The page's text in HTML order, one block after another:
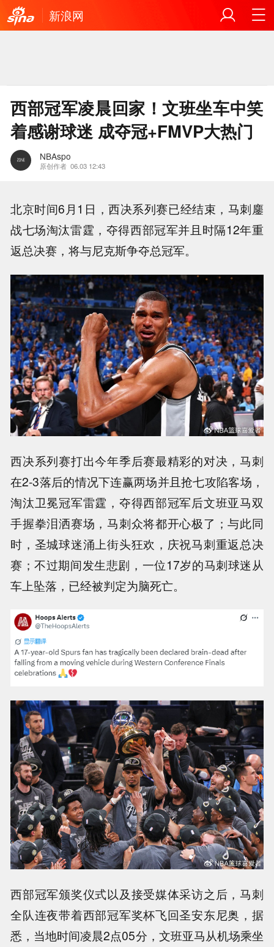
新浪网
西部冠军凌晨回家！文班坐车中笑
着感谢球迷 成夺冠+FMVP大热门
NBAspo
原创作者 06.03 12:43
北京时间6月1日，西决系列赛已经结束，马刺鏖
战七场淘汰雷霆，夺得西部冠军并且时隔12年重
返总决赛，将与尼克斯争夺总冠军。
西决系列赛打出今年季后赛最精彩的对决，马刺
在2-3落后的情况下连赢两场并且抢七攻陷客场，
淘汰卫冕冠军雷霆，夺得西部冠军后文班亚马双
手握拳泪洒赛场，马刺众将都开心极了；与此同
时，圣城球迷涌上街头狂欢，庆祝马刺重返总决
赛；不过期间发生悲剧，一位17岁的马刺球迷从
车上坠落，已经被判定为脑死亡。
西部冠军颁奖仪式以及接受媒体采访之后，马刺
全队连夜带着西部冠军奖杯飞回圣安东尼奥，据
悉，当地时间凌晨2点05分，文班亚马从机场乘坐